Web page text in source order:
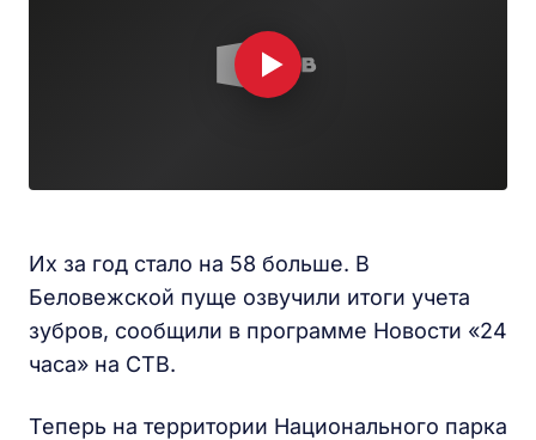
Их за год стало на 58 больше. В
Беловежской пуще озвучили итоги учета
зубров, сообщили в программе Новости «24
часа» на СТВ.
Теперь на территории Национального парка